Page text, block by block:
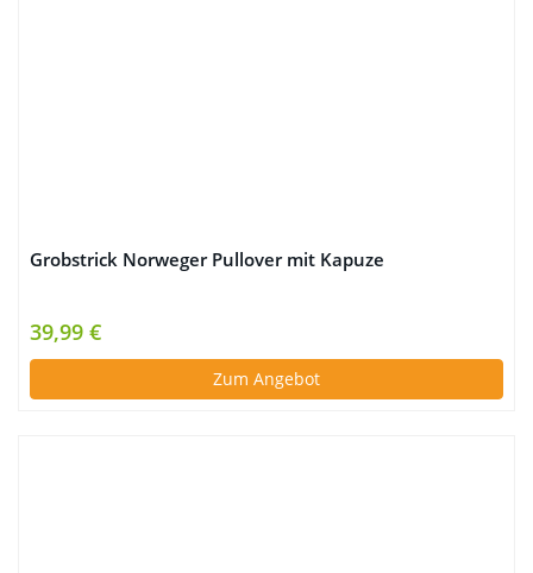
Grobstrick Norweger Pullover mit Kapuze
39,99 €
Zum Angebot